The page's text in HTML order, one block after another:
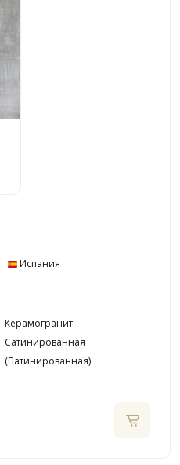
Испания
Керамогранит
Сатинированная
(Патинированная)